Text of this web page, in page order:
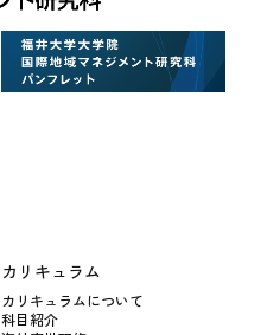
カリキュラム
カリキュラムについて
科目紹介